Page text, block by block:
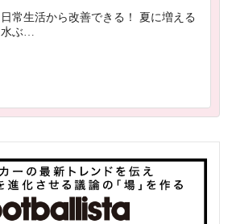
日常生活から改善できる！ 夏に増える
水ぶ…